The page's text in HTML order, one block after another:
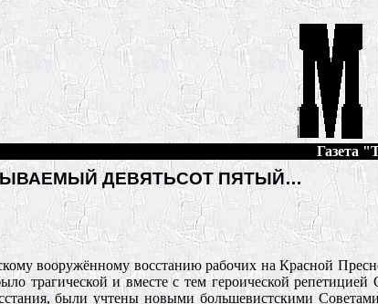
Газета
ДЕВЯТЬСОТ ПЯТЫЙ…
вооружённому восстанию рабочих на Красной
трагической и вместе с тем героической
были учтены новыми большевистскими